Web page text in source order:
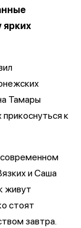
ярких
Тамары
к
современном
и Саша
живут
стоят
завтра.